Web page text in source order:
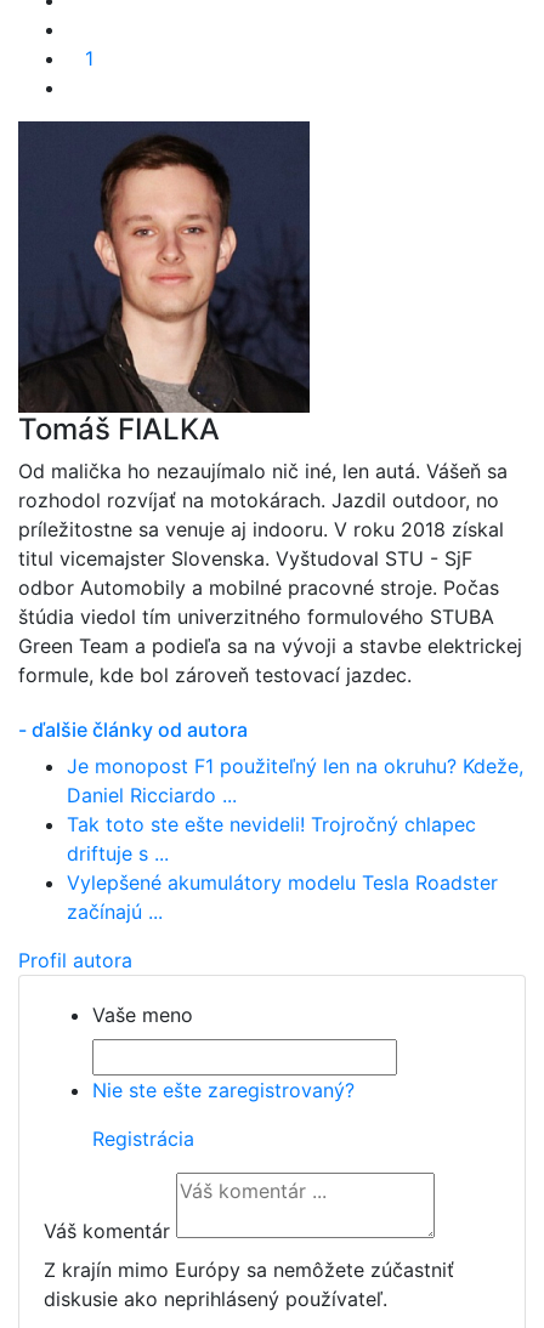
1
Tomáš FIALKA
Od malička ho nezaujímalo nič iné, len autá. Vášeň sa
rozhodol rozvíjať na motokárach. Jazdil outdoor, no
príležitostne sa venuje aj indooru. V roku 2018 získal
titul vicemajster Slovenska. Vyštudoval STU - SjF
odbor Automobily a mobilné pracovné stroje. Počas
štúdia viedol tím univerzitného formulového STUBA
Green Team a podieľa sa na vývoji a stavbe elektrickej
formule, kde bol zároveň testovací jazdec.
- ďalšie články od autora
Je monopost F1 použiteľný len na okruhu? Kdeže,
Daniel Ricciardo ...
Tak toto ste ešte nevideli! Trojročný chlapec
driftuje s ...
Vylepšené akumulátory modelu Tesla Roadster
začínajú ...
Profil autora
Vaše meno
Nie ste ešte zaregistrovaný?
Registrácia
Váš komentár
Z krajín mimo Európy sa nemôžete zúčastniť
diskusie ako neprihlásený používateľ.